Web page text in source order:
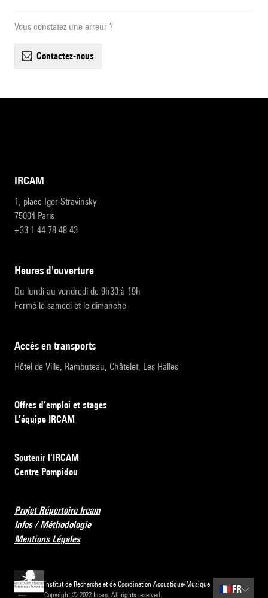
Vous constatez une erreur ?
contactez-nous
IRCAM
1, place Igor-Stravinsky
75004 Paris
+33 1 44 78 48 43
heures d'ouverture
Du lundi au vendredi de 9h30 à 19h
Fermé le samedi et le dimanche
accès en transports
Hôtel de Ville, Rambuteau, Châtelet, Les Halles
Offres d’emploi et stages
L’équipe IRCAM
Soutenir l’IRCAM
Centre Pompidou
Projet Répertoire Ircam
Infos / Méthodologie
Mentions Légales
Institut de Recherche et de Coordination Acoustique/Musique
Copyright © 2022 Ircam. All rights reserved.
🇫🇷 FR